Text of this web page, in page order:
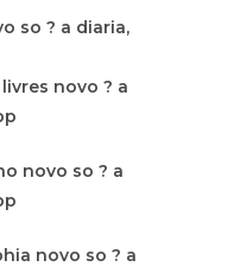
so ? a diaria,
novo ? a
novo so ? a
novo so ? a